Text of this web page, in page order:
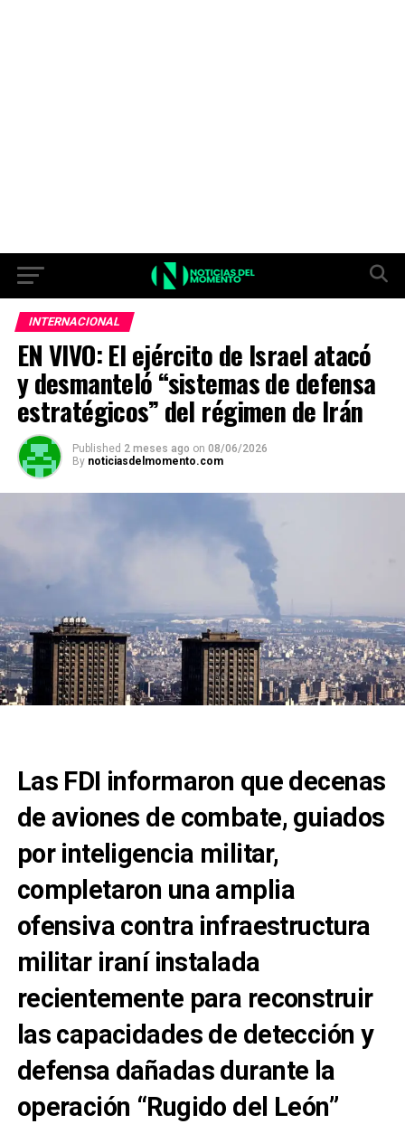
INTERNACIONAL
EN VIVO: El ejército de Israel atacó
y desmanteló “sistemas de defensa
estratégicos” del régimen de Irán
Published 2 meses ago on 08/06/2026
By noticiasdelmomento.com
Las FDI informaron que decenas
de aviones de combate, guiados
por inteligencia militar,
completaron una amplia
ofensiva contra infraestructura
militar iraní instalada
recientemente para reconstruir
las capacidades de detección y
defensa dañadas durante la
operación “Rugido del León”